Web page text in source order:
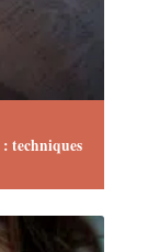
techniques